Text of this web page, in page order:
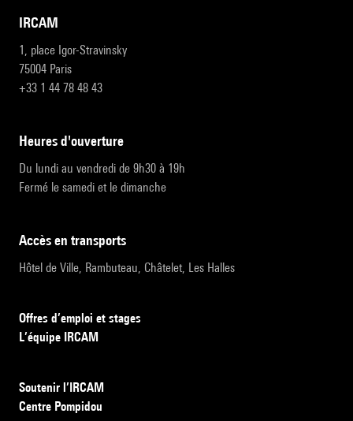
IRCAM
1, place Igor-Stravinsky
75004 Paris
+33 1 44 78 48 43
heures d'ouverture
Du lundi au vendredi de 9h30 à 19h
Fermé le samedi et le dimanche
accès en transports
Hôtel de Ville, Rambuteau, Châtelet, Les Halles
Offres d’emploi et stages
L’équipe IRCAM
Soutenir l’IRCAM
Centre Pompidou